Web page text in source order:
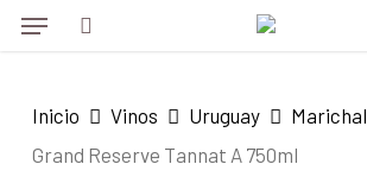
Skip
content
Menu
Inicio Vinos Uruguay Marichal
Grand Reserve Tannat A 750ml